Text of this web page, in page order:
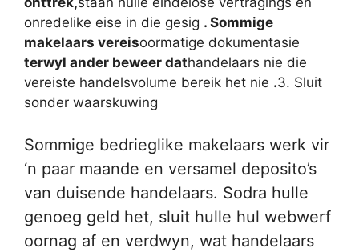
onredelike eise in die gesig . Sommige
makelaars vereisoormatige dokumentasie
terwyl ander beweer dathandelaars nie die
vereiste handelsvolume bereik het nie .3. Sluit
sonder waarskuwing
Sommige bedrieglike makelaars werk vir
‘n paar maande en versamel deposito’s
van duisende handelaars. Sodra hulle
genoeg geld het, sluit hulle hul webwerf
oornag af en verdwyn, wat handelaars